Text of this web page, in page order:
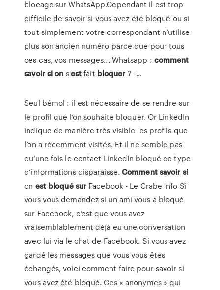
blocage sur WhatsApp.Cependant il est trop
difficile de savoir si vous avez été bloqué ou si
tout simplement votre correspondant n’utilise
plus son ancien numéro parce que pour tous
ces cas, vos messages... Whatsapp : comment
savoirsi on s'estfait bloquer ? -…
Seul bémol : il est nécessaire de se rendre sur
le profil que l’on souhaite bloquer. Or LinkedIn
indique de manière très visible les profils que
l’on a récemment visités. Et il ne semble pas
qu’une fois le contact LinkedIn bloqué ce type
d’informations disparaisse.Comment savoir si
on est bloqué sur Facebook - Le Crabe Info Si
vous vous demandez si un ami vous a bloqué
sur Facebook, c’est que vous avez
vraisemblablement déjà eu une conversation
avec lui via le chat de Facebook. Si vous avez
gardé les messages que vous vous êtes
échangés, voici comment faire pour savoir si
vous avez été bloqué. Ces « anonymes » qui